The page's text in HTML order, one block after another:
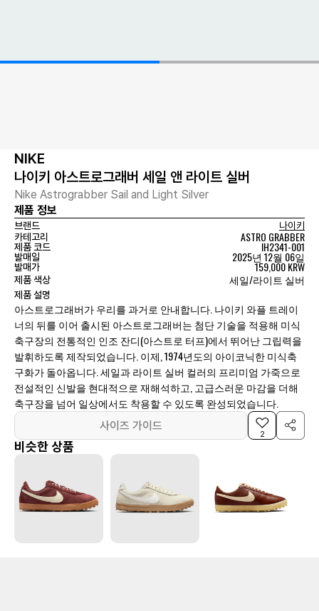
NIKE
나이키 아스트로그래버 세일 앤 라이트 실버
Nike Astrograbber Sail and Light Silver
제품 정보
브랜드
나이키
카테고리
ASTRO GRABBER
제품 코드 IH2341-001
발매일 2025년 12월 06일
발매가 159,000 KRW
제품 색상 세일/라이트 실버
제품 설명
아스트로그래버가 우리를 과거로 안내합니다. 나이키 와플 트레이
너의 뒤를 이어 출시된 아스트로그래버는 첨단 기술을 적용해 미식
축구장의 전통적인 인조 잔디(아스트로 터프)에서 뛰어난 그립력을
발휘하도록 제작되었습니다. 이제, 1974년도의 아이코닉한 미식축
구화가 돌아옵니다. 세일과 라이트 실버 컬러의 프리미엄 가죽으로
전설적인 신발을 현대적으로 재해석하고, 고급스러운 마감을 더해
축구장을 넘어 일상에서도 착용할 수 있도록 완성되었습니다.
사이즈 가이드
2
비슷한 상품